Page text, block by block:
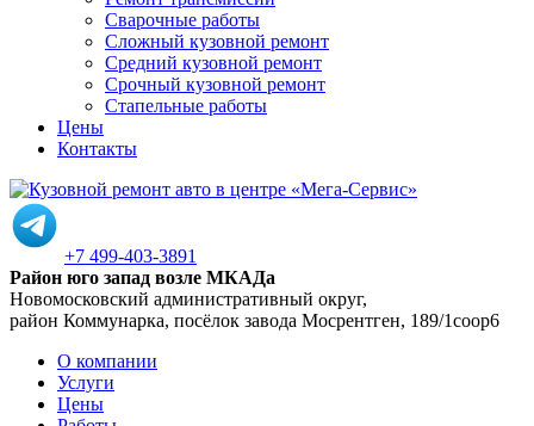
Сварочные работы
Сложный кузовной ремонт
Средний кузовной ремонт
Срочный кузовной ремонт
Стапельные работы
Цены
Контакты
+7 499-403-3891
Район юго запад возле МКАДа
Новомосковский административный округ,
район Коммунарка, посёлок завода Мосрентген, 189/1соор6
О компании
Услуги
Цены